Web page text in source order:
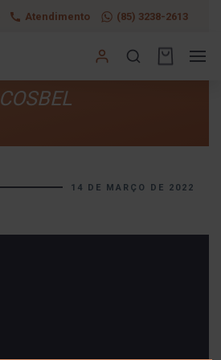
Atendimento (85) 3238-2613
COSBEL
14 DE MARÇO DE 2022